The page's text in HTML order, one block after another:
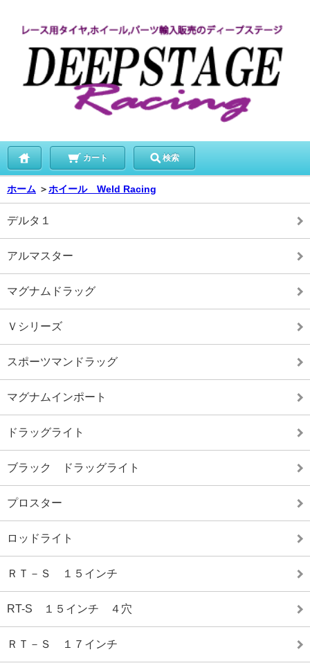
カート 検索
ホーム ＞ホイール Weld Racing
デルタ１
アルマスター
マグナムドラッグ
Ｖシリーズ
スポーツマンドラッグ
マグナムインポート
ドラッグライト
ブラック ドラッグライト
プロスター
ロッドライト
ＲＴ－Ｓ １５インチ
RT-S １５インチ ４穴
ＲＴ－Ｓ １７インチ